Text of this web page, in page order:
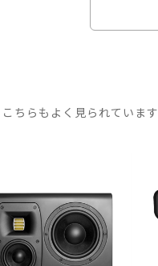
こちらもよく見られています